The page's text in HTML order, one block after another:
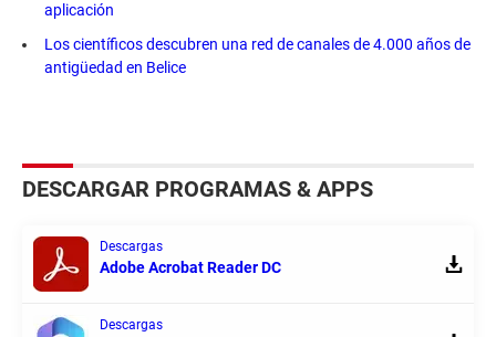
aplicación
Los científicos descubren una red de canales de 4.000 años de
antigüedad en Belice
DESCARGAR PROGRAMAS & APPS
Descargas
Adobe Acrobat Reader DC
Descargas